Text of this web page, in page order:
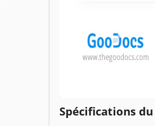
Spécifications